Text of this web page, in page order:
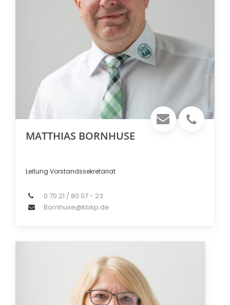
MATTHIAS BORNHUSE
Leitung Vorstandssekretariat
0 70 21 / 80 07 - 23
Bornhuse@kbkp.de